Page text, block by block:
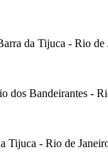
da Tijuca - Rio de
dos Bandeirantes -
Tijuca - Rio de